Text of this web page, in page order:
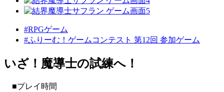
#RPGゲーム
#ふりーむ！ゲームコンテスト 第12回 参加ゲーム
いざ！魔導士の試練へ！
■プレイ時間